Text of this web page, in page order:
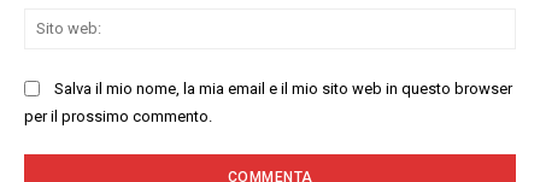
Salva il mio nome, la mia email e il mio sito web in questo browser
per il prossimo commento.